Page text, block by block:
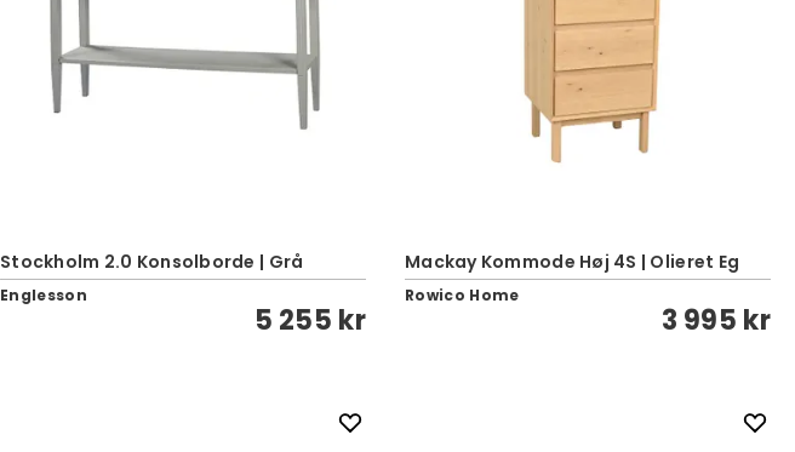
Stockholm 2.0 Konsolborde | Grå
Englesson
5 255 kr
Mackay Kommode Høj 4S | Olieret Eg
Rowico Home
3 995 kr